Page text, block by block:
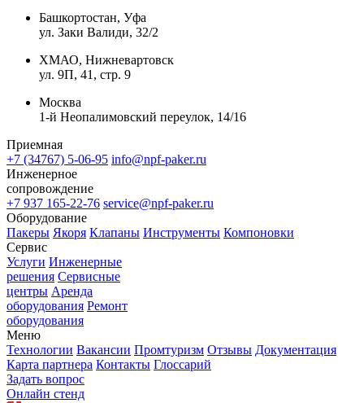
Башкортостан, Уфа
ул. Заки Валиди, 32/2
ХМАО, Нижневартовск
ул. 9П, 41, стр. 9
Москва
1-й Неопалимовский переулок, 14/16
Приемная
+7 (34767) 5-06-95 info@npf-paker.ru
Инженерное
сопровождение
+7 937 165-22-76 service@npf-paker.ru
Оборудование
Пакеры Якоря Клапаны Инструменты Компоновки
Сервис
Услуги Инженерные
решения Сервисные
центры Аренда
оборудования Ремонт
оборудования
Меню
Технологии Вакансии Промтуризм Отзывы Документация
Карта партнера Контакты Глоссарий
Задать вопрос
Онлайн стенд